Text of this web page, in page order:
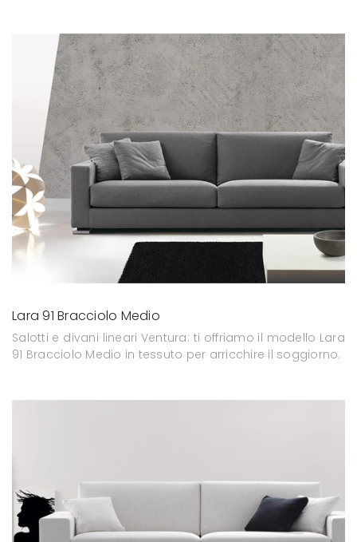
Lara 91 Bracciolo Medio
Salotti e divani lineari Ventura: ti offriamo il modello Lara
91 Bracciolo Medio in tessuto per arricchire il soggiorno.